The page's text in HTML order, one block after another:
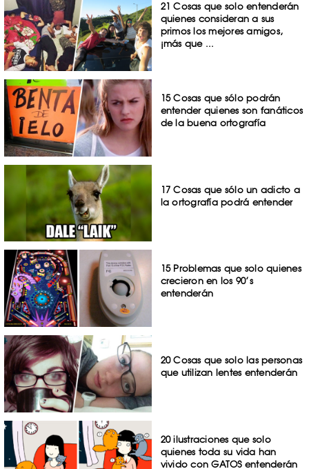
21 Cosas que solo entenderán
quienes consideran a sus
primos los mejores amigos,
¡más que ...
15 Cosas que sólo podrán
entender quienes son fanáticos
de la buena ortografía
17 Cosas que sólo un adicto a
la ortografía podrá entender
15 Problemas que solo quienes
crecieron en los 90’s
entenderán
20 Cosas que solo las personas
que utilizan lentes entenderán
20 ilustraciones que solo
quienes toda su vida han
vivido con GATOS entenderán